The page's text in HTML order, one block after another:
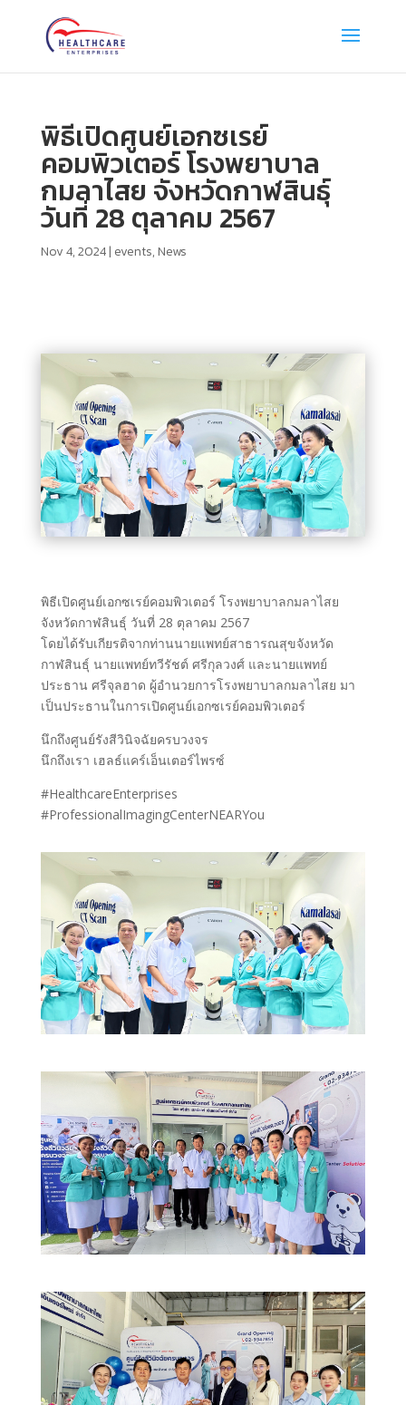
พิธีเปิดศูนย์เอกซเรย์
คอมพิวเตอร์ โรงพยาบาล
กมลาไสย จังหวัดกาฬสินธุ์
วันที่ 28 ตุลาคม 2567
Nov 4, 2024| events,News
พิธีเปิดศูนย์เอกซเรย์คอมพิวเตอร์ โรงพยาบาลกมลาไสย
จังหวัดกาฬสินธุ์ วันที่ 28 ตุลาคม 2567
โดยได้รับเกียรติจากท่านนายแพทย์สาธารณสุขจังหวัด
กาฬสินธุ์ นายแพทย์ทวีรัชต์ ศรีกุลวงศ์ และนายแพทย์
ประธาน ศรีจุลฮาด ผู้อำนวยการโรงพยาบาลกมลาไสย มา
เป็นประธานในการเปิดศูนย์เอกซเรย์คอมพิวเตอร์
นึกถึงศูนย์รังสีวินิจฉัยครบวงจร
นึกถึงเรา เฮลธ์แคร์เอ็นเตอร์ไพรซ์
#HealthcareEnterprises
#ProfessionalImagingCenterNEARYou